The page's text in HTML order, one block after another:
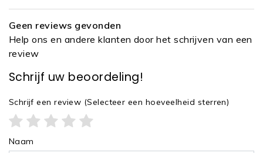
Geen reviews gevonden
Help ons en andere klanten door het schrijven van een
review
Schrijf uw beoordeling!
Schrijf een review (Selecteer een hoeveelheid sterren)
Naam